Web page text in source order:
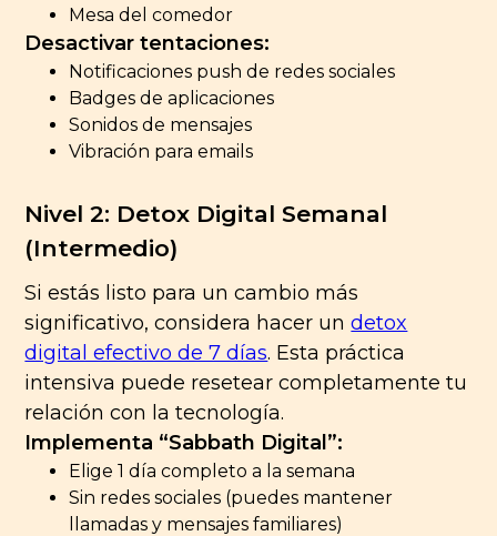
Mesa del comedor
Desactivar tentaciones:
Notificaciones push de redes sociales
Badges de aplicaciones
Sonidos de mensajes
Vibración para emails
Nivel 2: Detox Digital Semanal
(Intermedio)
Si estás listo para un cambio más
significativo, considera hacer undetox
digital efectivo de 7 días. Esta práctica
intensiva puede resetear completamente tu
relación con la tecnología.
Implementa “Sabbath Digital”:
Elige 1 día completo a la semana
Sin redes sociales (puedes mantener
llamadas y mensajes familiares)